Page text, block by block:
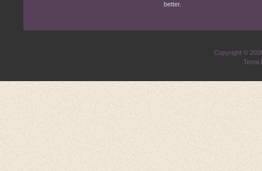
better.
Copyright ©
Tema